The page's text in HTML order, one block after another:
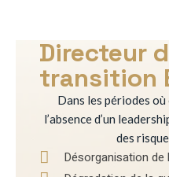
Directeur
transition
Dans les périodes
l’absence d’un
des
Désorganisation de